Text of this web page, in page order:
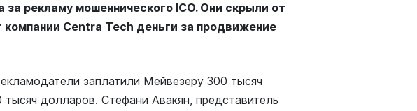
рекламу мошеннического ICO. Они скрыли от
компании Centra Tech деньги за продвижение
заплатили Мейвезеру 300 тысяч
долларов. Стефани Авакян, представитель